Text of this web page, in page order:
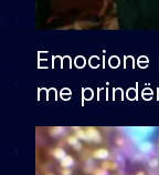
me
divorci